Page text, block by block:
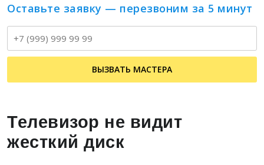
Оставьте заявку — перезвоним за 5 минут
ВЫЗВАТЬ МАСТЕРА
Телевизор не видит
жесткий диск